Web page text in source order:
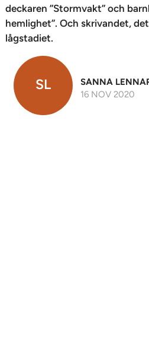
deckaren ”Stormvakt” och
hemlighet”. Och skrivandet,
lågstadiet.
SL
SANNA
16 NOV 2020